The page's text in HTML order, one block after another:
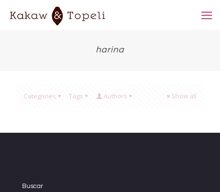
harina
Categories Tags Authors Show all
Buscar